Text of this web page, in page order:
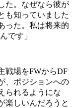
た。なぜなら彼が
も知っていました
った。私は将来的
です」
戦場をFWからDF
、ポジションへの
られるようにな
楽しいんだろうと